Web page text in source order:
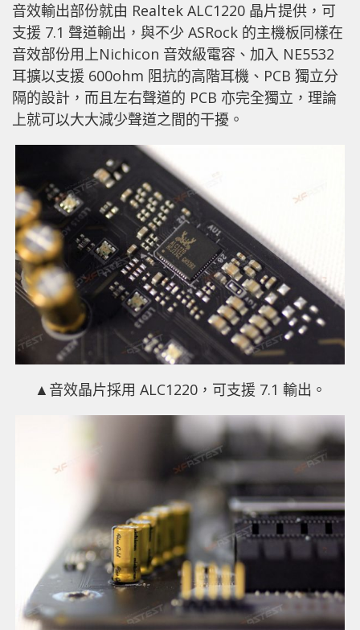
音效輸出部份就由 Realtek ALC1220 晶片提供，可
支援 7.1 聲道輸出，與不少 ASRock 的主機板同樣在
音效部份用上Nichicon 音效級電容、加入 NE5532
耳擴以支援 600ohm 阻抗的高階耳機、PCB 獨立分
隔的設計，而且左右聲道的 PCB 亦完全獨立，理論
上就可以大大減少聲道之間的干擾。
▲音效晶片採用 ALC1220，可支援 7.1 輸出。